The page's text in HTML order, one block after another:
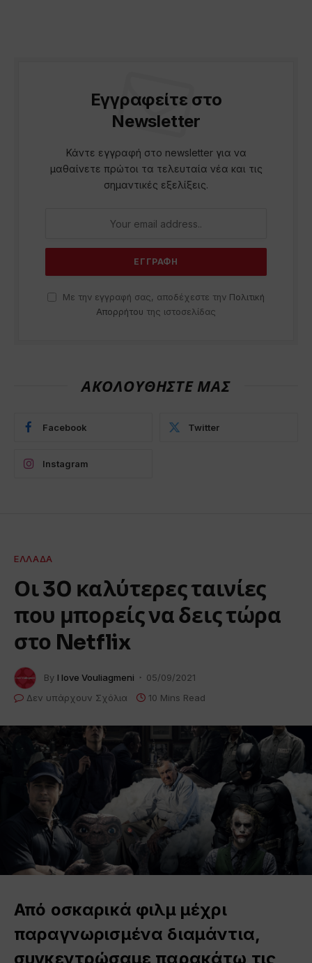
Εγγραφείτε στο
Newsletter
Κάντε εγγραφή στο newsletter για να
μαθαίνετε πρώτοι τα τελευταία νέα και τις
σημαντικές εξελίξεις.
Με την εγγραφή σας, αποδέχεστε την Πολιτική
Απορρήτου της ιστοσελίδας
ΑΚΟΛΟΥΘΗΣΤΕ ΜΑΣ
Facebook Twitter
Instagram
ΕΛΛΆΔΑ
Οι 30 καλύτερες ταινίες
που μπορείς να δεις τώρα
στο Netflix
By I love Vouliagmeni
05/09/2021
Δεν υπάρχουν Σχόλια
10 Mins Read
Από οσκαρικά φιλμ μέχρι
παραγνωρισμένα διαμάντια,
συγκεντρώσαμε παρακάτω τις